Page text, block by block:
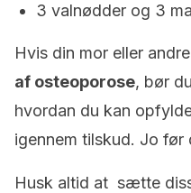
3 valnødder og 3
Hvis din mor eller andre
af osteoporose, bør
hvordan du kan
igennem tilskud. Jo før
Husk altid at sætte